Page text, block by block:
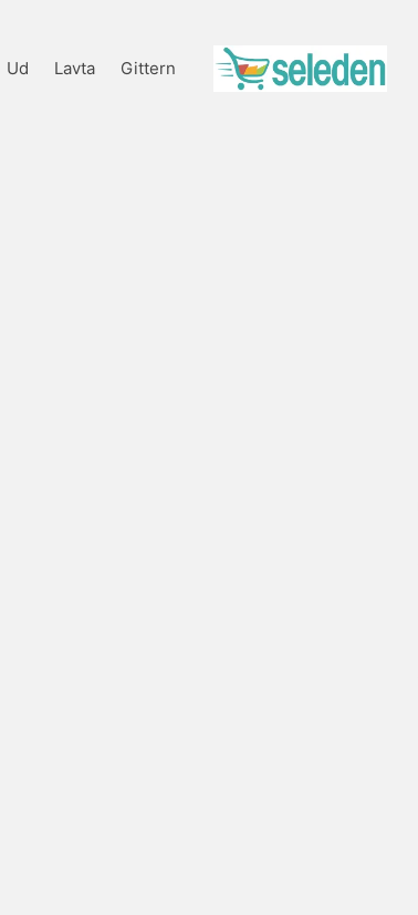
Ud Lavta Gittern